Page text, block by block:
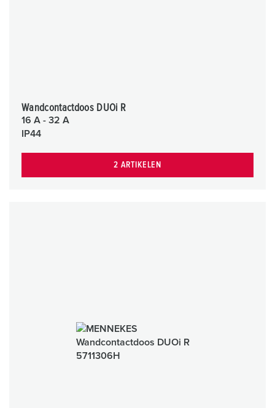
Wandcontactdoos DUOi R
16 A - 32 A
IP44
2 ARTIKELEN